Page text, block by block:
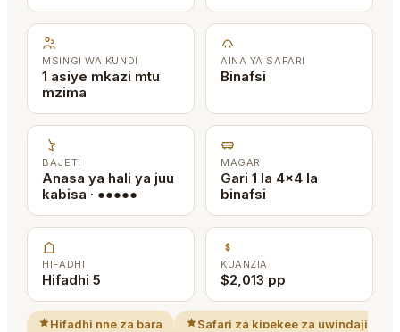
MSINGI WA KUNDI
1 asiye mkazi mtu
mzima
AINA YA SAFARI
Binafsi
BAJETI
Anasa ya hali ya juu
kabisa · ●●●●●
MAGARI
Gari 1 la 4x4 la
binafsi
HIFADHI
Hifadhi 5
KUANZIA
$2,013 pp
Hifadhi nne za bara
Safari za kipekee za uwindaji